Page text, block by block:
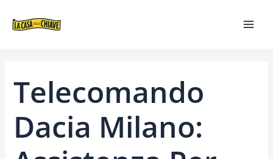
Telecomando
Dacia Milano:
ARTICOLI